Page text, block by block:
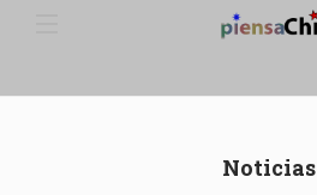
Noticias